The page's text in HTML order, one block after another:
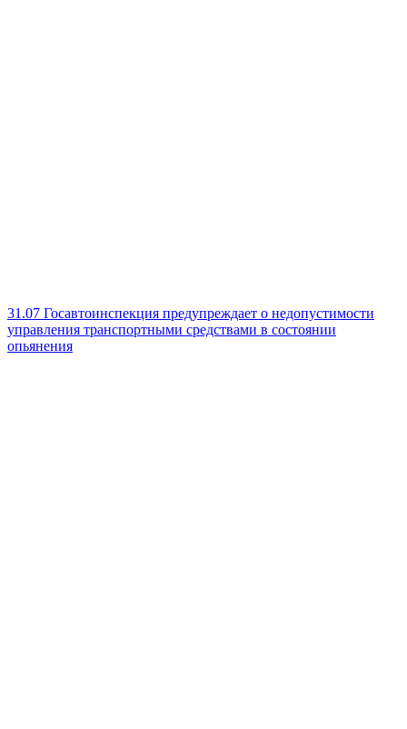
31.07 Госавтоинспекция предупреждает о недопустимости
управления транспортными средствами в состоянии
опьянения